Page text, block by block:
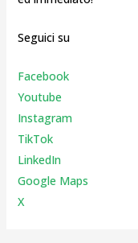
Seguici su
Facebook
Youtube
Instagram
TikTok
LinkedIn
Google Maps
X